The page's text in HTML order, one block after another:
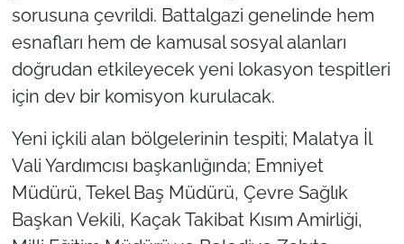
sorusuna çevrildi. Battalgazi genelinde hem
esnafları hem de kamusal sosyal alanları
doğrudan etkileyecek yeni lokasyon tespitleri
için dev bir komisyon kurulacak.
Yeni içkili alan bölgelerinin tespiti; Malatya İl
Vali Yardımcısı başkanlığında; Emniyet
Müdürü, Tekel Baş Müdürü, Çevre Sağlık
Başkan Vekili, Kaçak Takibat Kısım Amirliği,